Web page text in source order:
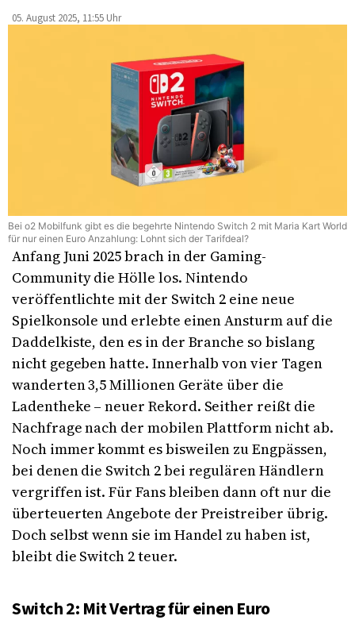
05. August 2025, 11:55 Uhr
Bei o2 Mobilfunk gibt es die begehrte Nintendo Switch 2 mit Maria Kart World
für nur einen Euro Anzahlung: Lohnt sich der Tarifdeal?
Anfang Juni 2025 brach in der Gaming-
Community die Hölle los. Nintendo
veröffentlichte mit der Switch 2 eine neue
Spielkonsole und erlebte einen Ansturm auf die
Daddelkiste, den es in der Branche so bislang
nicht gegeben hatte. Innerhalb von vier Tagen
wanderten 3,5 Millionen Geräte über die
Ladentheke – neuer Rekord. Seither reißt die
Nachfrage nach der mobilen Plattform nicht ab.
Noch immer kommt es bisweilen zu Engpässen,
bei denen die Switch 2 bei regulären Händlern
vergriffen ist. Für Fans bleiben dann oft nur die
überteuerten Angebote der Preistreiber übrig.
Doch selbst wenn sie im Handel zu haben ist,
bleibt die Switch 2 teuer.
Switch 2: Mit Vertrag für einen Euro